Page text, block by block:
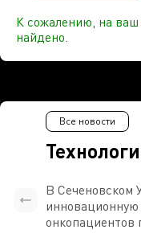
К сожалению, на ваш
найдено.
Все новости
В Сеченовском
онкопациентов